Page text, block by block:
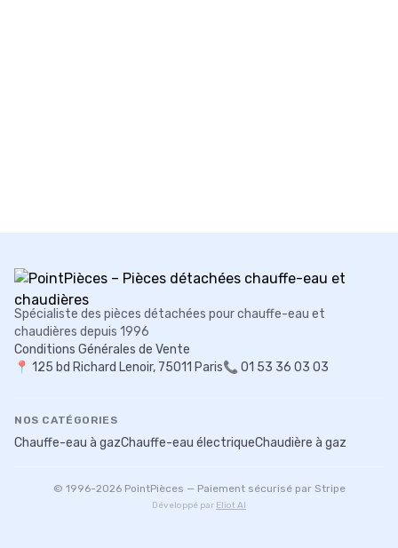
Spécialiste des pièces détachées pour chauffe-eau et
chaudières depuis 1996
Conditions Générales de Vente
📍 125 bd Richard Lenoir, 75011 Paris📞 01 53 36 03 03
NOS CATÉGORIES
Chauffe-eau à gazChauffe-eau électriqueChaudière à gaz
© 1996-2026PointPièces — Paiement sécurisé par Stripe
Développé par Eliot AI